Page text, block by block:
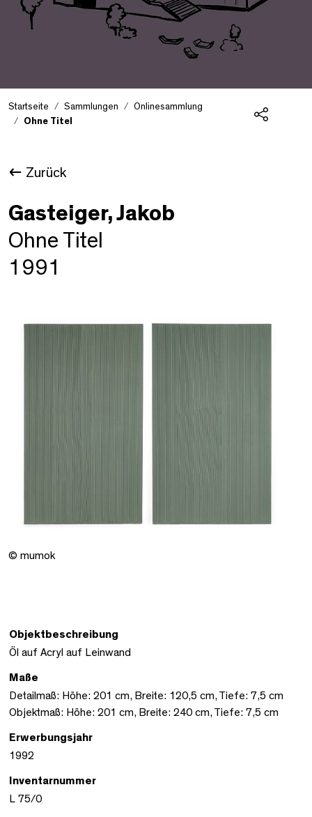
Startseite Sammlungen
Onlinesammlung
Ohne Titel
Zurück
Gasteiger, Jakob
Ohne Titel
1991
© mumok
Objektbeschreibung
Öl auf Acryl auf Leinwand
Maße
Detailmaß: Höhe: 201 cm, Breite: 120,5 cm, Tiefe: 7,5 cm
Objektmaß: Höhe: 201 cm, Breite: 240 cm, Tiefe: 7,5 cm
Erwerbungsjahr
1992
Inventarnummer
L 75/0